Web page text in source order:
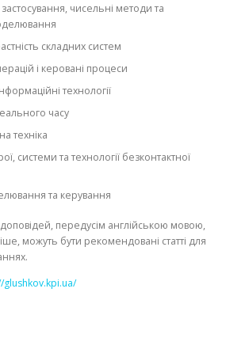
застосування, чисельні методи та
складних систем
і керовані процеси
технології
часу
техніка
системи та технології безконтактної
та керування
передусім англійською мовою,
можуть бути рекомендовані статті для
glushkov.kpi.ua/